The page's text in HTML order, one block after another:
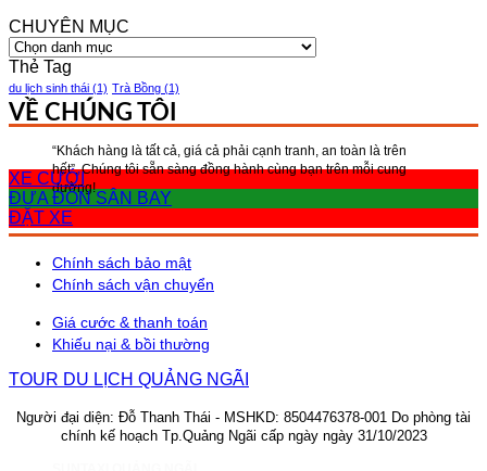
CHUYÊN MỤC
CHUYÊN
MỤC
Thẻ Tag
du lịch sinh thái (1) Trà Bồng (1)
VỀ CHÚNG TÔI
“Khách hàng là tất cả, giá cả phải cạnh tranh, an toàn là trên
hết”, Chúng tôi sẵn sàng đồng hành cùng bạn trên mỗi cung
đường!
XE CƯỚI
ĐƯA ĐÓN SÂN BAY
ĐẶT XE
Chính sách bảo mật
Chính sách vận chuyển
Giá cước & thanh toán
Khiếu nại & bồi thường
TOUR DU LỊCH QUẢNG NGÃI
Người đại diện: Đỗ Thanh Thái - MSHKD: 8504476378-001 Do phòng tài
chính kế hoạch Tp.Quảng Ngãi cấp ngày ngày 31/10/2023